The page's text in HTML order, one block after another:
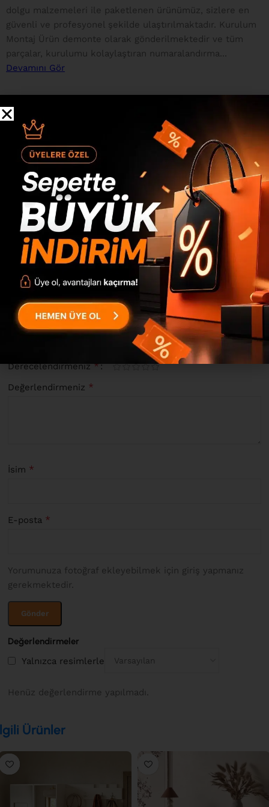
dolgu malzemeleri ile paketlenen ürünümüz, sizlere en
güvenli ve profesyonel şekilde ulaştırılmaktadır. Kurulum
Montaj Ürün demonte olarak gönderilmektedir ve tüm
parçalar, kurulumu kolaylaştıran numaralandırma...
Devamını Gör
Değerlendirmeler
0 inceleme
0
0
0
0
0
Değerlendirmeler
Yalnızca resimlerle
Henüz değerlendirme yapılmadı.
“ML14 Iron Serisi Aynalı Ayakkabılık Dolap ML14-A” için
yorum yapan ilk kişi siz olun
E-posta adresiniz yayınlanmayacak. Gerekli alanlar
Derecelendirmeniz*
Değerlendirmeniz *
İsim *
E-posta *
Yorumunuza fotoğraf ekleyebilmek için giriş yapmanız
gerekmektedir.
Ürünler